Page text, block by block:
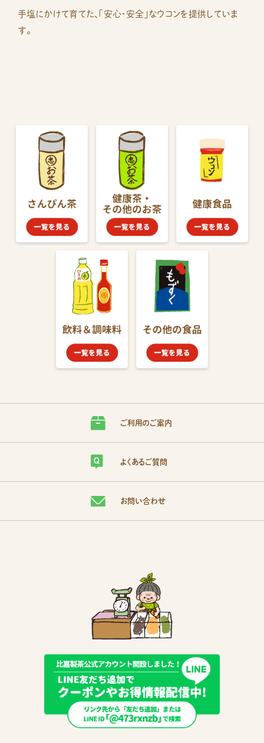
手塩にかけて育てた、「安心・安全」なウコンを提供していま
す。
ご利用のご案内
よくあるご質問
お問い合わせ